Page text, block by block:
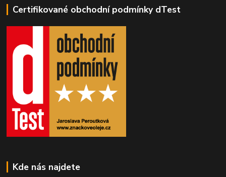
Certifikované obchodní podmínky dTest
Kde nás najdete